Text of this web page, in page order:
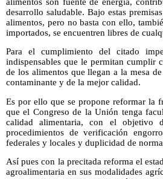
desarrollo saludable. Bajo estas
alimentos, pero no basta con ello,
importados, se encuentren libres de
Para el cumplimiento del citado
indispensables que le permitan
de los alimentos que llegan a la mesa
contaminante y de la mejor calidad.
Es por ello que se propone reformar la
que el Congreso de la Unión tenga
calidad alimentaria, con el objetivo
procedimientos de verificación
federales y locales y duplicidad de
Así pues con la precitada reforma el
agroalimentaria en sus modalidades